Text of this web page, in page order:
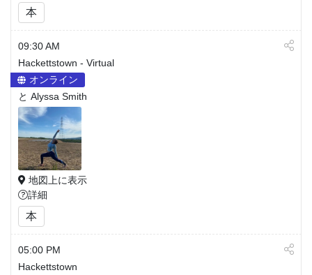
本
09:30 AM
Hackettstown - Virtual
オンライン
と Alyssa Smith
地図上に表示
詳細
本
05:00 PM
Hackettstown